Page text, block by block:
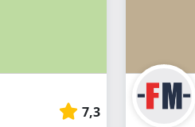
7,3